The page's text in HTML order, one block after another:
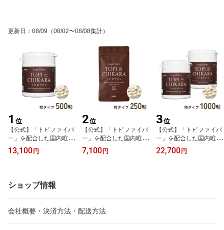
更新日 ： 08/09 （08/02〜08/08集計）
1 位
【公式】「トピファイバ
ー」を配合した国内唯一
のサプリメント『トピの
チカラ』無農薬 有機栽培
で 糖を気にしない毎日へ
送料無料500粒
13,100 円
2位
【公式】「トピファイバ
ー」を配合した国内唯一
のサプリメント『トピの
チカラ』無農薬 有機栽培
7,100 円
3位
【公式】「トピファイバ
ー」を配合した国内唯一
のサプリメント『トピの
チカラ』無農薬 有機栽培
22,700 円
ショップ情報
会社概要・決済方法・配送方法